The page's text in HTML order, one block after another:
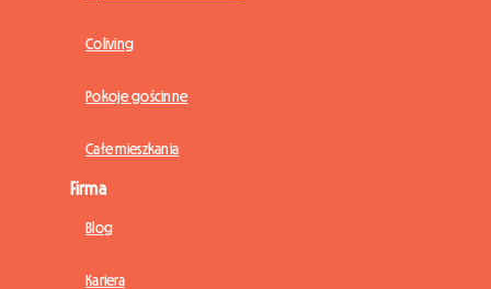
Coliving
Pokoje gościnne
Całe mieszkania
Firma
Blog
Kariera